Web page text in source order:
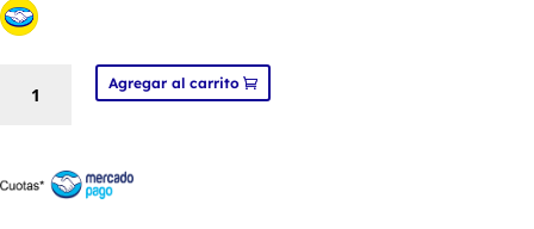
10LR,
Blanca
Agregar al carrito